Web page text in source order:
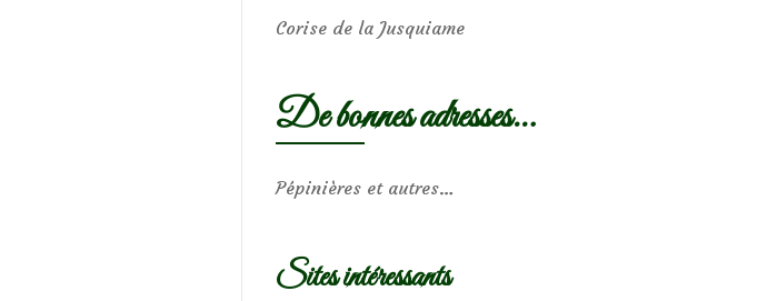
Corise de la Jusquiame
De bonnes adresses…
Pépinières et autres…
Sites intéressants